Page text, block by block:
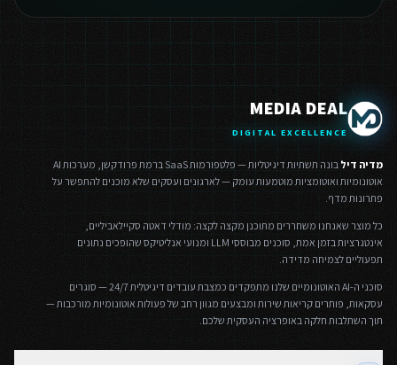
MEDIA DEAL
DIGITAL EXCELLENCE
מדיה דיל
בונה תשתיות דיגיטליות — פלטפורמות SaaS ברמת פרודקשן, מערכות AI
אוטונומיות ואוטומציות מוטמעות עומק — לארגונים ועסקים שלא מוכנים להתפשר על
פתרונות מדף.
כל מוצר שאנחנו משחררים מתוכנן מקצה לקצה: מודלי דאטה סקיילאביליים,
אינטגרציות בזמן אמת, סוכנים מבוססי LLM ומנועי אנליטיקס שהופכים נתונים
תפעוליים לצמיחה מדידה.
סוכני ה-AI האוטונומיים שלנו מתפקדים כמצבת עובדים דיגיטלית 24/7 — סוגרים
עסקאות, פותרים קריאות שירות ומבצעים מגוון רחב של פעולות אוטונומיות מורכבות —
תוך השתלבות חלקה באופרציה העסקית שלכם.